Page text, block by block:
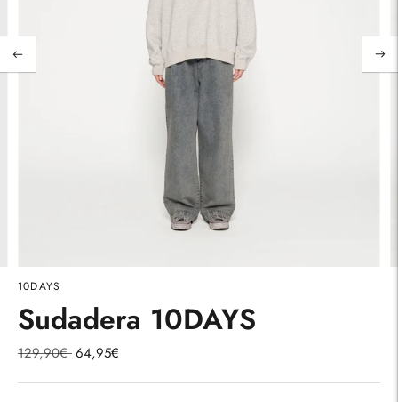
10DAYS
Sudadera 10DAYS
129,90€Precio
64,95€